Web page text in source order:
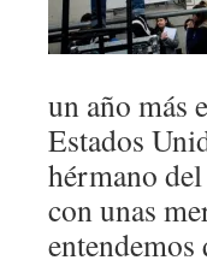
un año más
Estados
hérmano
con unas
entendemos